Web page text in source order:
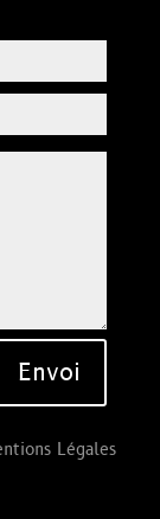
Envoi
Légales